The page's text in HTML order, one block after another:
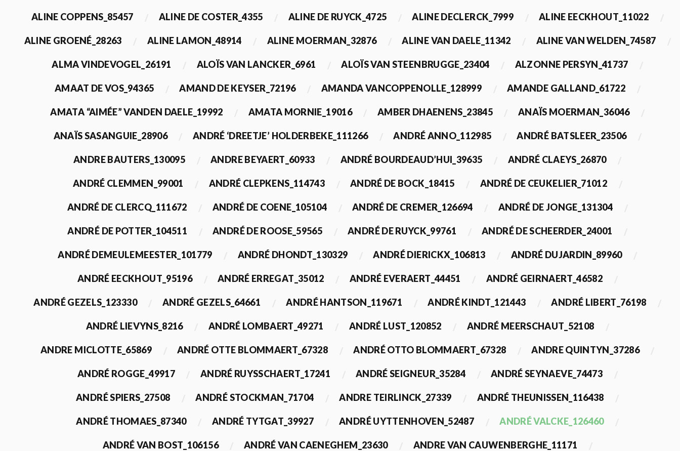
ALINE COPPENS_85457 ALINE DE COSTER_4355 ALINE DE RUYCK_4725 ALINE DECLERCK_7999 ALINE EECKHOUT_11022
ALINE GROENÉ_28263 ALINE LAMON_48914 ALINE MOERMAN_32876 ALINE VAN DAELE_11342 ALINE VAN WELDEN_74587
ALMA VINDEVOGEL_26191 ALOÏS VAN LANCKER_6961 ALOÏS VAN STEENBRUGGE_23404 ALZONNE PERSYN_41737
AMAAT DE VOS_94365 AMAND DE KEYSER_72196 AMANDA VANCOPPENOLLE_128999 AMANDE GALLAND_61722
AMATA “AIMÉE” VANDEN DAELE_19992 AMATA MORNIE_19016 AMBER DHAENENS_23845 ANAÏS MOERMAN_36046
ANAÏS SASANGUIE_28906 ANDRÉ ‘DREETJE’ HOLDERBEKE_111266 ANDRÉ ANNO_112985 ANDRÉ BATSLEER_23506
ANDRE BAUTERS_130095 ANDRE BEYAERT_60933 ANDRÉ BOURDEAUD’HUI_39635 ANDRÉ CLAEYS_26870
ANDRÉ CLEMMEN_99001 ANDRÉ CLEPKENS_114743 ANDRÉ DE BOCK_18415 ANDRÉ DE CEUKELIER_71012
ANDRÉ DE CLERCQ_111672 ANDRÉ DE COENE_105104 ANDRÉ DE CREMER_126694 ANDRÉ DE JONGE_131304
ANDRÉ DE POTTER_104511 ANDRÉ DE ROOSE_59565 ANDRÉ DE RUYCK_99761 ANDRÉ DE SCHEERDER_24001
ANDRÉ DEMEULEMEESTER_101779 ANDRÉ DHONDT_130329 ANDRÉ DIERICKX_106813 ANDRÉ DUJARDIN_89960
ANDRÉ EECKHOUT_95196 ANDRÉ ERREGAT_35012 ANDRÉ EVERAERT_44451 ANDRÉ GEIRNAERT_46582
ANDRÉ GEZELS_123330 ANDRÉ GEZELS_64661 ANDRÉ HANTSON_119671 ANDRÉ KINDT_121443 ANDRÉ LIBERT_76198
ANDRÉ LIEVYNS_8216 ANDRÉ LOMBAERT_49271 ANDRÉ LUST_120852 ANDRÉ MEERSCHAUT_52108
ANDRE MICLOTTE_65869 ANDRÉ OTTE BLOMMAERT_67328 ANDRÉ OTTO BLOMMAERT_67328 ANDRE QUINTYN_37286
ANDRÉ ROGGE_49917 ANDRÉ RUYSSCHAERT_17241 ANDRÉ SEIGNEUR_35284 ANDRÉ SEYNAEVE_74473
ANDRÉ SPIERS_27508 ANDRÉ STOCKMAN_71704 ANDRE TEIRLINCK_27339 ANDRÉ THEUNISSEN_116438
ANDRÉ THOMAES_87340 ANDRÉ TYTGAT_39927 ANDRÉ UYTTENHOVEN_52487 ANDRÉ VALCKE_126460
ANDRÉ VAN BOST_106156 ANDRÉ VAN CAENEGHEM_23630 ANDRE VAN CAUWENBERGHE_11171